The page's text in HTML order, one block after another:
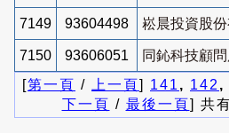
7149 93604498 崧晨投資股份
7150 93606051
同鈊科技顧
[第一頁 / 上一頁] 141 , 142 ,
下一頁 / 最後一頁] 共